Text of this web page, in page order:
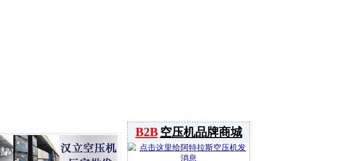
B2B 空压机品牌商城